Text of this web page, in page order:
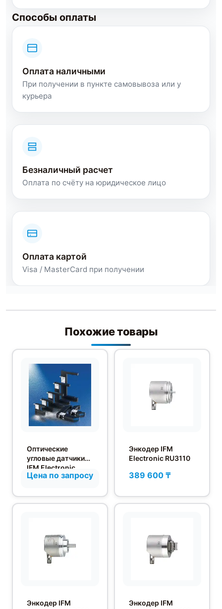
Способы оплаты
Оплата наличными
При получении в пункте самовывоза или у
курьера
Безналичный расчет
Оплата по счёту на юридическое лицо
Оплата картой
Visa / MasterCard при получении
Похожие товары
Оптические
угловые датчики
IFM Electronic
серии OPL
Цена по запросу
Энкодер IFM
Electronic RU3110
389 600 ₸
Энкодер IFM
Энкодер IFM